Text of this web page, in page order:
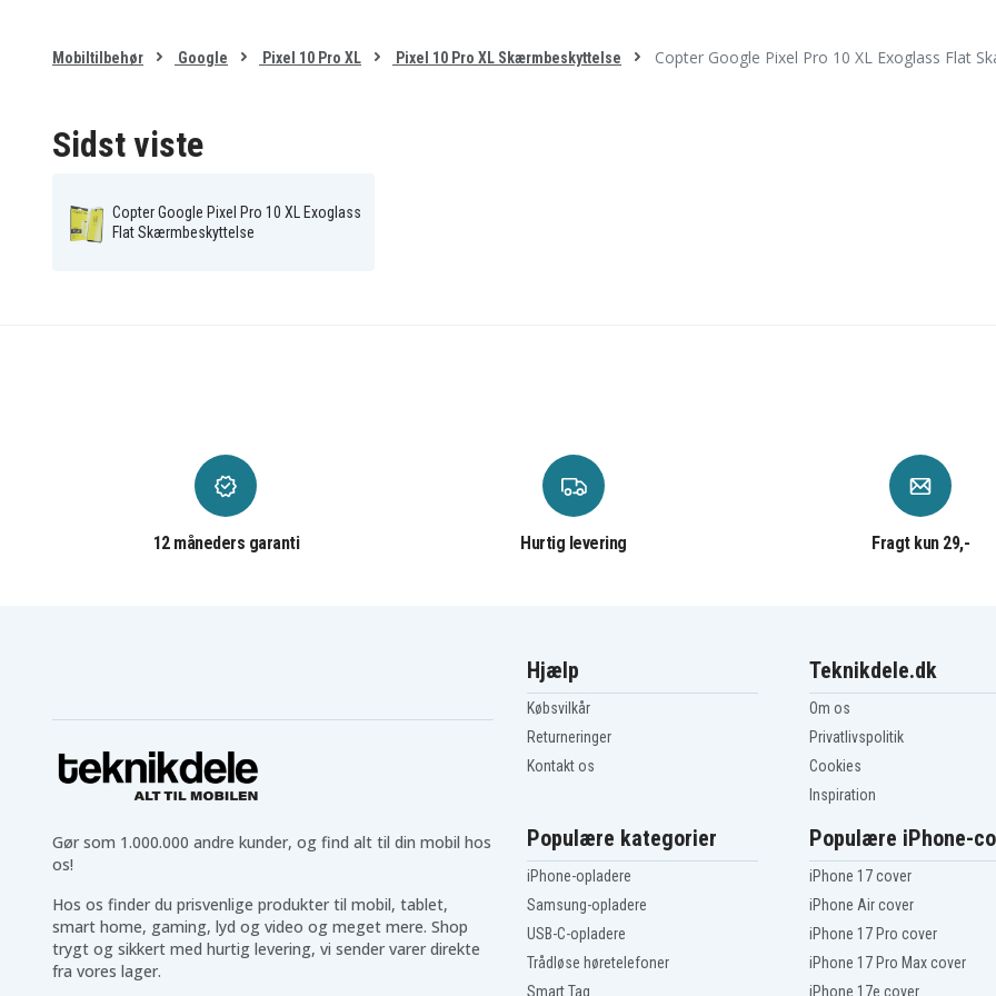
Mobiltilbehør Google Pixel 10 Pro XL Pixel 10 Pro XL Skærmbeskyttelse Copter Google Pixel Pro 10 XL Exoglass Flat
Sidst viste
Copter Google Pixel Pro 10 XL Exoglass
Flat Skærmbeskyttelse
12 måneders garanti Hurtig levering Fragt kun 29,-
Gør som 1.000.000 andre kunder, og find alt til din mobil hos
os!
Hos os finder du prisvenlige produkter til mobil, tablet,
smart home, gaming, lyd og video og meget mere. Shop
trygt og sikkert med hurtig levering, vi sender varer direkte
fra vores lager.
Hjælp
Købsvilkår
Returneringer
Kontakt os
Teknikdele.dk
Om os
Privatlivspolitik
Cookies
Inspiration
Populære kategorier
iPhone-opladere
Samsung-opladere
USB-C-opladere
Trådløse høretelefoner
Smart Tag
Populære iPhone-
iPhone 17 cover
iPhone Air cover
iPhone 17 Pro cover
iPhone 17 Pro Max cover
iPhone 17e cover